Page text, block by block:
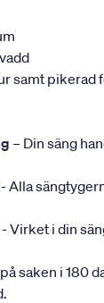
samt pikerad
– Din säng
- Alla
- Virket i din
saken i 180